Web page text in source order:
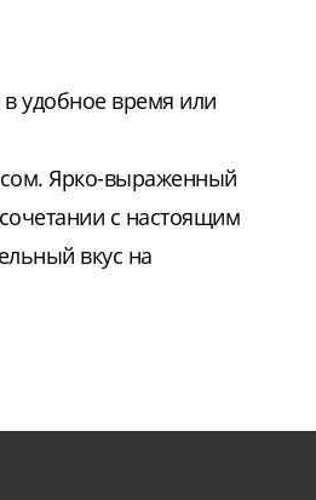
удобное время или
Ярко-выраженный
с настоящим
вкус на